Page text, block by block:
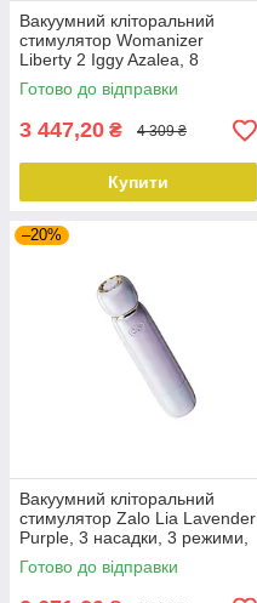
Вакуумний кліторальний
стимулятор Womanizer
Liberty 2 Iggy Azalea, 8
режимів, магнітна кришечка
Готово до відправки
3 447,20 ₴ 4 309 ₴
Купити
–20%
Вакуумний кліторальний
стимулятор Zalo Lia Lavender
Purple, 3 насадки, 3 режими,
різна інтенсивність
Готово до відправки